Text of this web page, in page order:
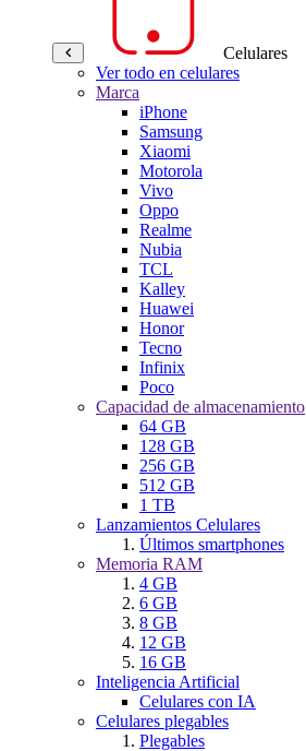
Celulares
Ver todo en celulares
Marca
iPhone
Samsung
Xiaomi
Motorola
Vivo
Oppo
Realme
Nubia
TCL
Kalley
Huawei
Honor
Tecno
Infinix
Poco
Capacidad de almacenamiento
64 GB
128 GB
256 GB
512 GB
1 TB
Lanzamientos Celulares
Últimos smartphones
Memoria RAM
4 GB
6 GB
8 GB
12 GB
16 GB
Inteligencia Artificial
Celulares con IA
Celulares plegables
Plegables